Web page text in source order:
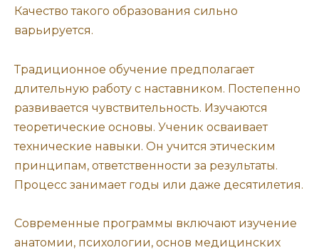
Качество такого образования сильно
варьируется.
Традиционное обучение предполагает
длительную работу с наставником. Постепенно
развивается чувствительность. Изучаются
теоретические основы. Ученик осваивает
технические навыки. Он учится этическим
принципам, ответственности за результаты.
Процесс занимает годы или даже десятилетия.
Современные программы включают изучение
анатомии, психологии, основ медицинских